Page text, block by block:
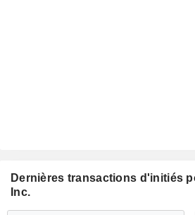
Dernières transactions d'initiés
Inc.